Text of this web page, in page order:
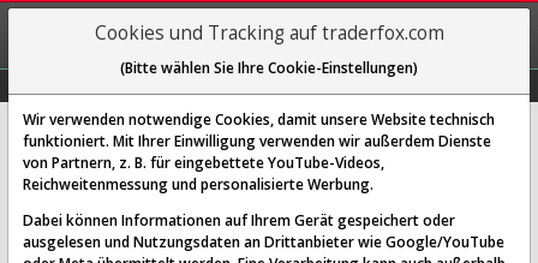
REGIS-
TRIEREN
CareTrust REIT Inc.
[CTRE | ISIN US14174T1079]
41,178 $ 0,09 %
Echtzeit-Aktienkurs 06.08.2026 19:59 Uhr
Cookies und Tracking auf traderfox.com
(Bitte wählen Sie Ihre Cookie-Einstellungen)
Wir verwenden notwendige Cookies, damit unsere Website technisch
funktioniert. Mit Ihrer Einwilligung verwenden wir außerdem Dienste
von Partnern, z. B. für eingebettete YouTube-Videos,
Reichweitenmessung und personalisierte Werbung.
Dabei können Informationen auf Ihrem Gerät gespeichert oder
ausgelesen und Nutzungsdaten an Drittanbieter wie Google/YouTube